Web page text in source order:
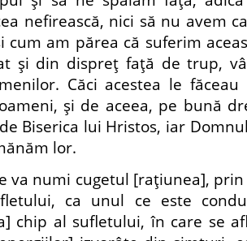
nefirească, nici să nu avem
cum am părea că suferim
şi din dispreţ faţă de trup,
Căci acestea le
şi de aceea, pe bună
Biserica lui Hristos, iar
lor.
va numi cugetul [raţiunea],
ca unul ce este
chip al sufletului, în care se